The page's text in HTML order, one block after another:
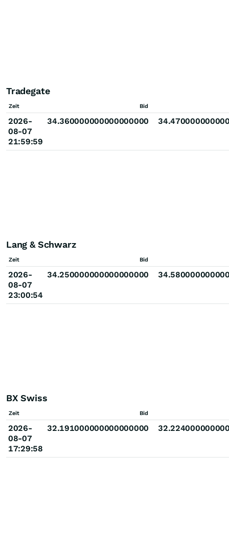
Tradegate
Zeit Bid
2026-
08-07
21:59:59
34.360000000000000000
Lang & Schwarz
Zeit Bid
2026-
08-07
23:00:54
34.250000000000000000
BX Swiss
Zeit Bid
2026-
08-07
17:29:58
32.191000000000000000